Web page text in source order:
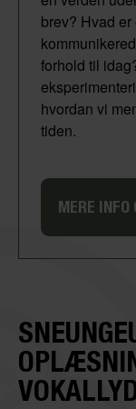
brev? Hvad
forhold til
hvordan vi
tiden.
MERE INFO